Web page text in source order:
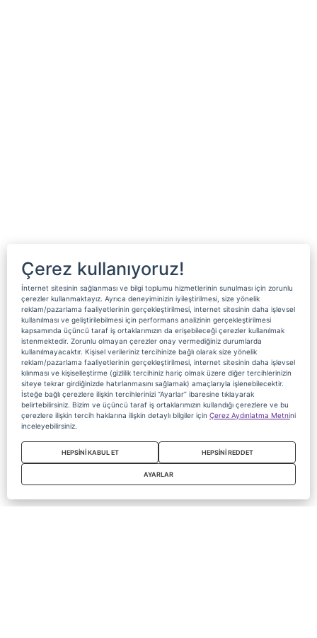
Çerez kullanıyoruz!
İnternet sitesinin sağlanması ve bilgi toplumu hizmetlerinin sunulması için zorunlu
çerezler kullanmaktayız. Ayrıca deneyiminizin iyileştirilmesi, size yönelik
reklam/pazarlama faaliyetlerinin gerçekleştirilmesi, internet sitesinin daha işlevsel
kullanılması ve geliştirilebilmesi için performans analizinin gerçekleştirilmesi
kapsamında üçüncü taraf iş ortaklarımızın da erişebileceği çerezler kullanılmak
istenmektedir. Zorunlu olmayan çerezler onay vermediğiniz durumlarda
kullanılmayacaktır. Kişisel verileriniz tercihinize bağlı olarak size yönelik
reklam/pazarlama faaliyetlerinin gerçekleştirilmesi, internet sitesinin daha işlevsel
kılınması ve kişiselleştirme (gizlilik tercihiniz hariç olmak üzere diğer tercihlerinizin
siteye tekrar girdiğinizde hatırlanmasını sağlamak) amaçlarıyla işlenebilecektir.
İsteğe bağlı çerezlere ilişkin tercihlerinizi “Ayarlar” ibaresine tıklayarak
belirtebilirsiniz. Bizim ve üçüncü taraf iş ortaklarımızın kullandığı çerezlere ve bu
çerezlere ilişkin tercih haklarına ilişkin detaylı bilgiler için Çerez Aydınlatma Metnini
inceleyebilirsiniz.
HEPSİNİ KABUL ET HEPSİNİ REDDET
AYARLAR